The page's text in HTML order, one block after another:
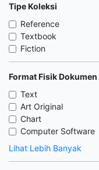
Tipe Koleksi
Reference
Textbook
Fiction
Format Fisik Dokumen
Text
Art Original
Chart
Computer Software
Lihat Lebih Banyak